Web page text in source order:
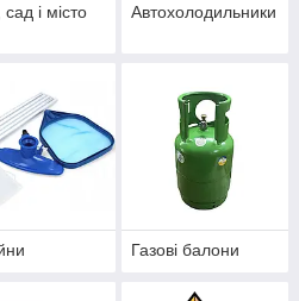
і місто Автохолодильники
Газові балони